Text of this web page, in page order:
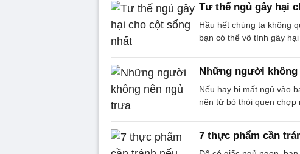
Tư thế ngủ gây hại
Hầu hết chúng ta không
bạn có thể vô tình gây
Những người
Nếu hay bị mất ngủ vào
nên từ bỏ thói quen chợp
7 thực phẩm cần